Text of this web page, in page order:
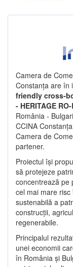
Camera de
Constanța are în
friendly cross-
- HERITAGE
România -
CCINA
Camera de
partener.
Proiectul își
să protejeze
concentrează pe
cel mai mare
sustenabilă a
construcții,
regenerabile.
Principalul
unei economii
în România și